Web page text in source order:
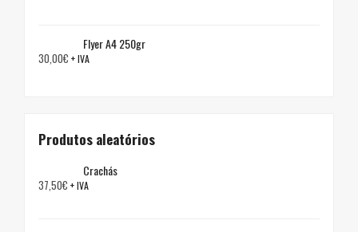
Flyer A4 250gr
30,00€ + IVA
Produtos aleatórios
Crachás
37,50€ + IVA